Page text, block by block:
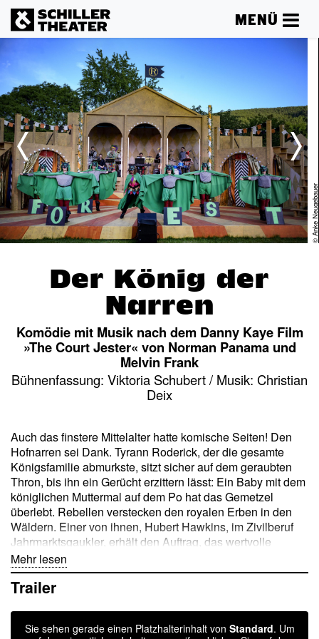
MENÜ
© Anke Neugebauer
Der König der
Narren
Komödie mit Musik nach dem Danny Kaye Film
»The Court Jester« von Norman Panama und
Melvin Frank
Bühnenfassung: Viktoria Schubert / Musik: Christian
Deix
Auch das finstere Mittelalter hatte komische Seiten! Den
Hofnarren sei Dank. Tyrann Roderick, der die gesamte
Königsfamilie abmurkste, sitzt sicher auf dem geraubten
Thron, bis ihn ein Gerücht erzittern lässt: Ein Baby mit dem
königlichen Muttermal auf dem Po hat das Gemetzel
überlebt. Rebellen verstecken den royalen Erben in den
Wäldern. Einer von ihnen, Hubert Hawkins, im Zivilberuf
Jahrmarktsgaukler, erhält den Auftrag, das wertvolle
Kleinkind vor dem Despoten in Sicherheit zu bringen. Er
schlüpft in die Rolle des Spaßmachers Giacomo und
avanciert am Hofe zum »König der Narren«. Die Pläne zur
wäre da nicht noch Lord Ravenhurst, ein Minister
Rodericks, der glaubt, in Hawkins seinen Auftragskiller vor
Mehr lesen
Trailer
Sie sehen gerade einen Platzhalterinhalt von Standard. Um